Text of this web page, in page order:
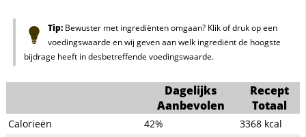
Tip:Bewuster met ingrediënten omgaan? Klik of druk op een
voedingswaarde en wij geven aan welk ingrediënt de hoogste
bijdrage heeft in desbetreffende voedingswaarde.
Dagelijks
Aanbevolen
Recept
Totaal
Calorieën 42% 3368 kcal